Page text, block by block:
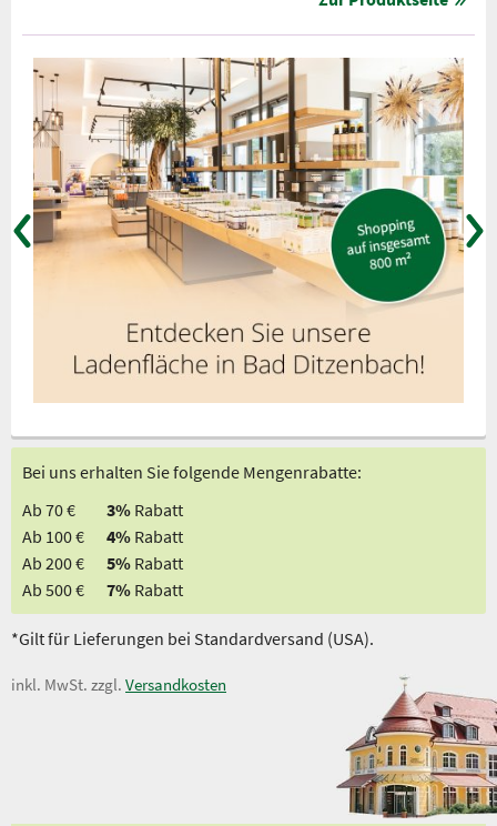
Bei uns erhalten Sie folgende Mengenrabatte:
Ab 70 €
3% Rabatt
Ab 100 €
4% Rabatt
Ab 200 €
5% Rabatt
Ab 500 €
7% Rabatt
*Gilt für Lieferungen bei Standardversand (USA).
inkl. MwSt. zzgl. Versandkosten